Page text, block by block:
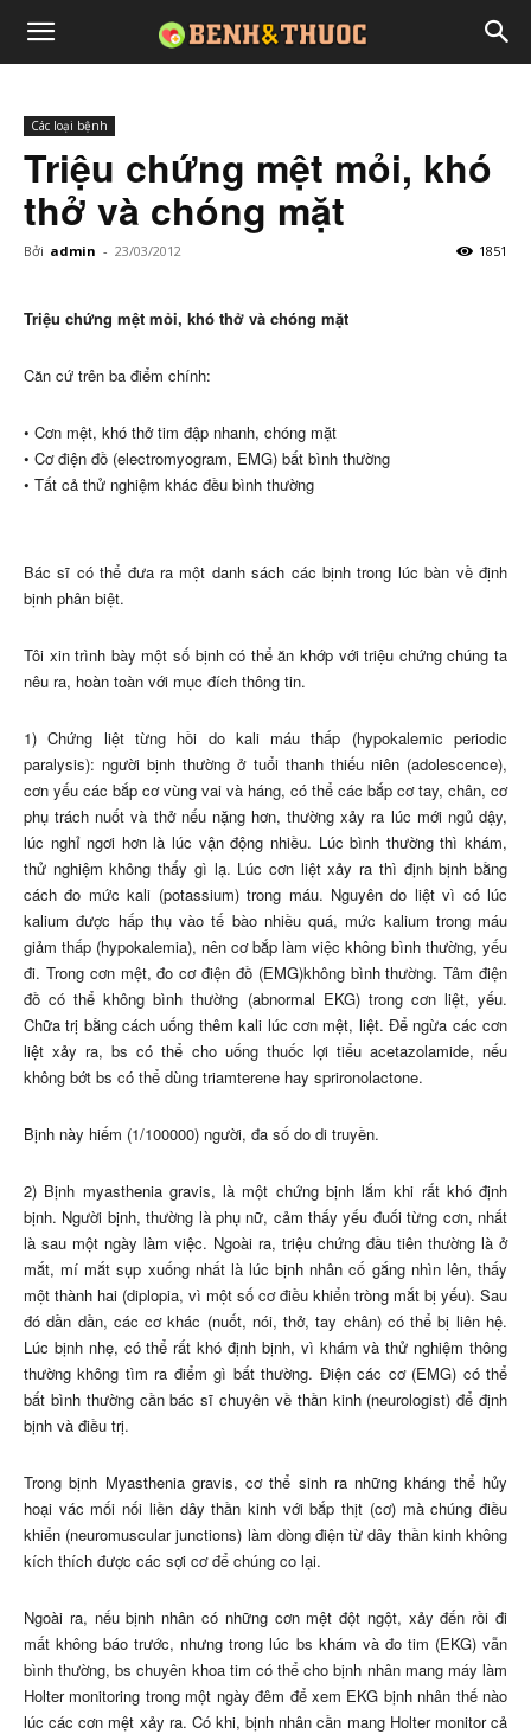
Các loại bệnh
Triệu chứng mệt mỏi, khó
thở và chóng mặt
Bởi admin - 23/03/2012 1851
Triệu chứng mệt mỏi, khó thở và chóng mặt
Căn cứ trên ba điểm chính:
• Cơn mệt, khó thở tim đập nhanh, chóng mặt
• Cơ điện đồ (electromyogram, EMG) bất bình thường
• Tất cả thử nghiệm khác đều bình thường
Bác sĩ có thể đưa ra một danh sách các bịnh trong lúc bàn về định
bịnh phân biệt.
Tôi xin trình bày một số bịnh có thể ăn khớp với triệu chứng chúng ta
nêu ra, hoàn toàn với mục đích thông tin.
1) Chứng liệt từng hồi do kali máu thấp (hypokalemic periodic
paralysis): người bịnh thường ở tuổi thanh thiếu niên (adolescence),
cơn yếu các bắp cơ vùng vai và háng, có thể các bắp cơ tay, chân, cơ
phụ trách nuốt và thở nếu nặng hơn, thường xảy ra lúc mới ngủ dậy,
lúc nghỉ ngơi hơn là lúc vận động nhiều. Lúc bình thường thì khám,
thử nghiệm không thấy gì lạ. Lúc cơn liệt xảy ra thì định bịnh bằng
cách đo mức kali (potassium) trong máu. Nguyên do liệt vì có lúc
kalium được hấp thụ vào tế bào nhiều quá, mức kalium trong máu
giảm thấp (hypokalemia), nên cơ bắp làm việc không bình thường, yếu
đi. Trong cơn mệt, đo cơ điện đồ (EMG)không bình thường. Tâm điện
đồ có thể không bình thường (abnormal EKG) trong cơn liệt, yếu.
Chữa trị bằng cách uống thêm kali lúc cơn mệt, liệt. Để ngừa các cơn
liệt xảy ra, bs có thể cho uống thuốc lợi tiểu acetazolamide, nếu
không bớt bs có thể dùng triamterene hay sprironolactone.
Bịnh này hiếm (1/100000) người, đa số do di truyền.
2) Bịnh myasthenia gravis, là một chứng bịnh lắm khi rất khó định
bịnh. Người bịnh, thường là phụ nữ, cảm thấy yếu đuối từng cơn, nhất
là sau một ngày làm việc. Ngoài ra, triệu chứng đầu tiên thường là ở
mắt, mí mắt sụp xuống nhất là lúc bịnh nhân cố gắng nhìn lên, thấy
một thành hai (diplopia, vì một số cơ điều khiển tròng mắt bị yếu). Sau
đó dần dần, các cơ khác (nuốt, nói, thở, tay chân) có thể bị liên hệ.
Lúc bịnh nhẹ, có thể rất khó định bịnh, vì khám và thử nghiệm thông
thường không tìm ra điểm gì bất thường. Điện các cơ (EMG) có thể
bất bình thường cần bác sĩ chuyên về thần kinh (neurologist) để định
bịnh và điều trị.
Trong bịnh Myasthenia gravis, cơ thể sinh ra những kháng thể hủy
hoại vác mối nối liền dây thần kinh với bắp thịt (cơ) mà chúng điều
khiển (neuromuscular junctions) làm dòng điện từ dây thần kinh không
kích thích được các sợi cơ để chúng co lại.
Ngoài ra, nếu bịnh nhân có những cơn mệt đột ngột, xảy đến rồi đi
mất không báo trước, nhưng trong lúc bs khám và đo tim (EKG) vẫn
bình thường, bs chuyên khoa tim có thể cho bịnh nhân mang máy làm
Holter monitoring trong một ngày đêm để xem EKG bịnh nhân thế nào
lúc các cơn mệt xảy ra. Có khi, bịnh nhân cần mang Holter monitor cả